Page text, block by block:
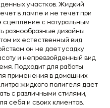
участков. Жидкий
в лампе и не течет при
сцепление с натуральным
разнообразные дизайны
их естественный вид.
он не дает усадку
и непревзойденный вид
Подходит для работы
применения в домашних
жидкого полигеля дает
с различными стилями,
себя и своих клиентов.